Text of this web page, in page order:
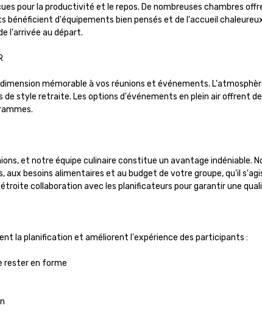
pour la productivité et le repos. De nombreuses chambres
d'équipements bien pensés et de l'accueil
l'arrivée au départ.
mémorable à vos réunions et événements.
de style retraite. Les options d'événements en plein air offrent
et notre équipe culinaire constitue un avantage indéniable.
besoins alimentaires et au budget de votre groupe, qu'il
collaboration avec les planificateurs pour garantir une
la planification et améliorent l'expérience des participants :
rester en forme